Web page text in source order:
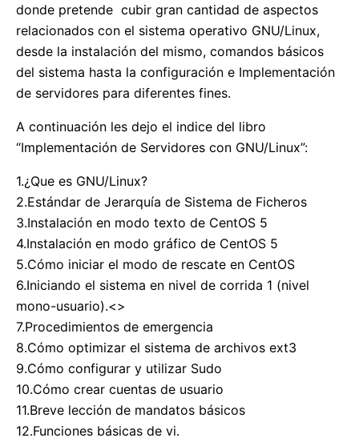
donde pretende cubir gran cantidad de aspectos
relacionados con el sistema operativo GNU/Linux,
desde la instalación del mismo, comandos básicos
del sistema hasta la configuración e Implementación
de servidores para diferentes fines.
A continuación les dejo el indice del libro
“Implementación de Servidores con GNU/Linux”:
1.¿Que es GNU/Linux?
2.Estándar de Jerarquía de Sistema de Ficheros
3.Instalación en modo texto de CentOS 5
4.Instalación en modo gráfico de CentOS 5
5.Cómo iniciar el modo de rescate en CentOS
6.Iniciando el sistema en nivel de corrida 1 (nivel
mono-usuario).<>
7.Procedimientos de emergencia
8.Cómo optimizar el sistema de archivos ext3
9.Cómo configurar y utilizar Sudo
10.Cómo crear cuentas de usuario
11.Breve lección de mandatos básicos
12.Funciones básicas de vi.